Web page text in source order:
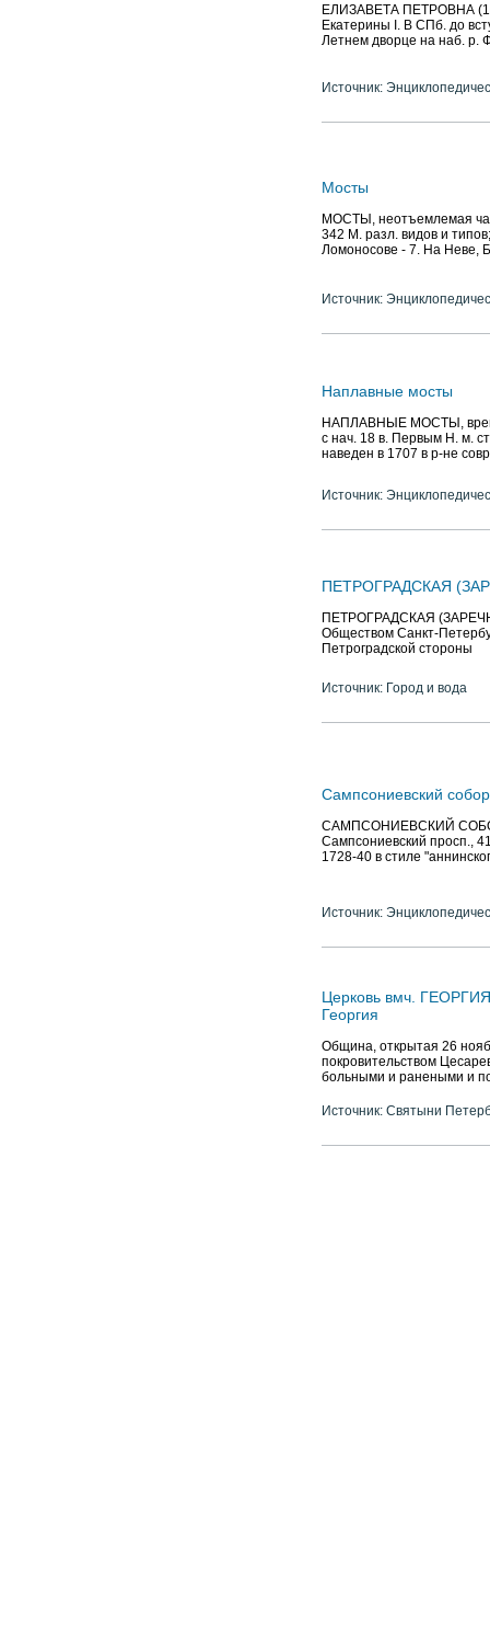
ЕЛИЗАВЕТА ПЕТРОВНА
Екатерины I. В СПб. до
Летнем дворце на наб. р.
Источник:
Мосты
МОСТЫ, неотъемлемая
342 М. разл. видов и
Ломоносове - 7. На Неве,
Источник:
Наплавные мосты
НАПЛАВНЫЕ МОСТЫ, врем.
с нач. 18 в. Первым Н. м.
наведен в 1707 в р-не совр
Источник:
ПЕТРОГРАДСКАЯ
ПЕТРОГРАДСКАЯ
Обществом Санкт-
Петроградской стороны
Источник: Город и вода
Сампсониевский собор
САМПСОНИЕВСКИЙ
Сампсониевский просп.,
1728-40 в стиле
Источник:
Церковь вмч.
Георгия
Община, открытая 26
покровительством
больными и ранеными и
Источник: Святыни